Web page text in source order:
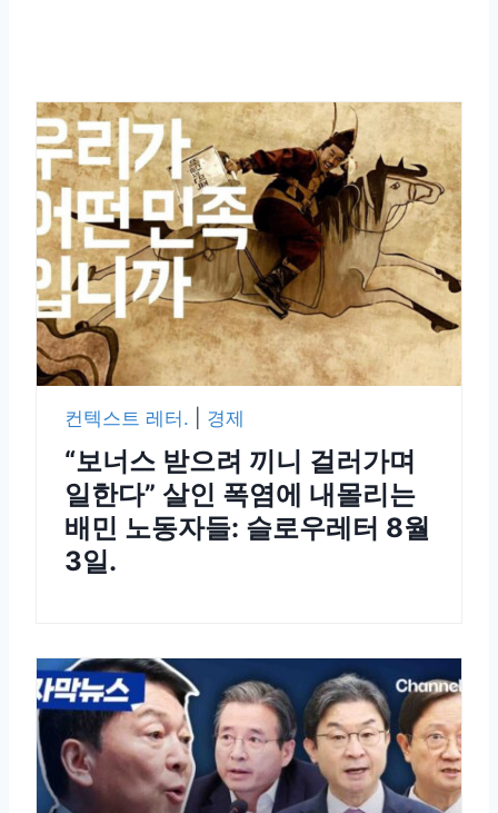
컨텍스트 레터. 경제
“보너스 받으려 끼니 걸러가며
일한다” 살인 폭염에 내몰리는
배민 노동자들: 슬로우레터 8월
3일.